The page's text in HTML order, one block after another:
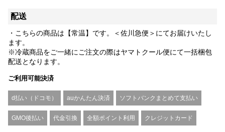
配送
・こちらの商品は【常温】です。＜佐川急便＞にてお届けいたし
ます。
※冷蔵商品をご一緒にご注文の際はヤマトクール便にて一括梱包
配送となります。
ご利用可能決済
d払い（ドコモ） auかんたん決済 ソフトバンクまとめて支払い
GMO後払い 代金引換 全額ポイント利用 クレジットカード